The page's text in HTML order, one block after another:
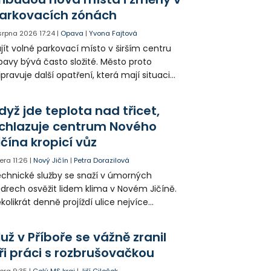
zónách
2026 17:24 | Opava |Yvona Fajtová
volné parkovací místo v širším centru
bývá často složité. Město proto
další opatření, která mají situaci
řidiče v parkovacích zónách.
jde teplota nad třicet,
centrum Nového
kropicí vůz
11:26 |Nový Jičín |Petra Dorazilová
služby se snaží v úmorných
osvěžit lidem klima v Novém Jičíně.
denně projíždí ulice nejvíce
v Příboře se vážně zranil
práci s rozbrušovačkou